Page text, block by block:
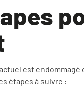
est
étapes à suivre :